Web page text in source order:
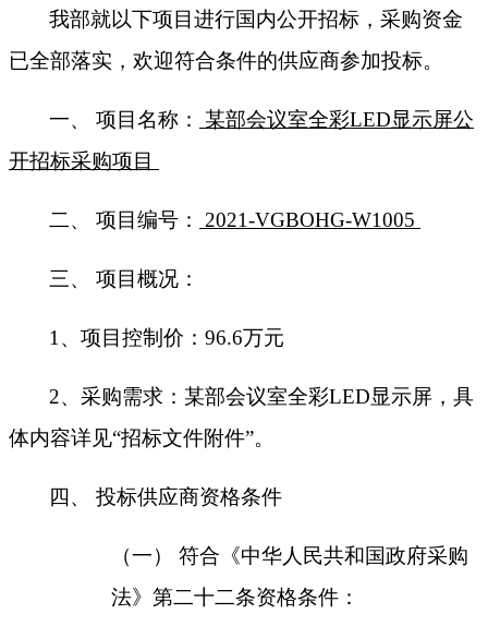
我部就以下项目进行国内公开招标，采购资金
已全部落实，欢迎符合条件的供应商参加投标。
一、 项目名称： 某部会议室全彩LED显示屏公
开招标采购项目
二、 项目编号： 2021-VGBOHG-W1005
三、 项目概况：
1、 项目控制价： 96.6万元
2、采购需求：某部会议室全彩LED显示屏 ，具
体内容详见“招标文件附件”。
四、 投标供应商资格条件
（一） 符合《中华人民共和国政府采购
法》第二十二条资格条件 ：